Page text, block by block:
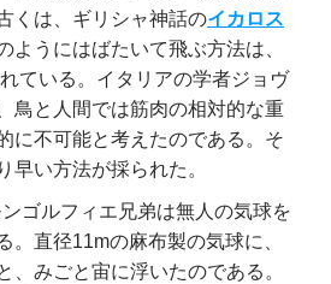
くは、ギリシャ神話のイカロス
ようにはばたいて飛ぶ方法は、
ている。イタリアの学者ジョヴ
鳥と人間では筋肉の相対的な重
に不可能と考えたのである。そ
早い方法が採られた。
ゴルフィエ兄弟は無人の気球を
。直径11mの麻布製の気球に、
、みごと宙に浮いたのである。